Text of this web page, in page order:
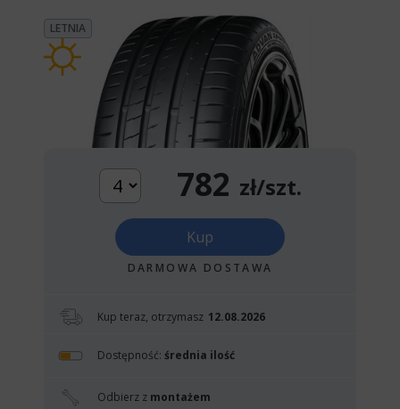
LETNIA
782 zł/szt.
Kup
DARMOWA DOSTAWA
Kup teraz, otrzymasz 12.08.2026
Dostępność: średnia ilość
Odbierz z montażem